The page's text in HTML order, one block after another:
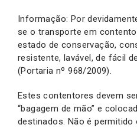
Informação: Por
se o transporte em
estado de conservação,
resistente, lavável, de fácil
(Portaria nº 968/2009).
Estes contentores devem
“bagagem de mão” e
destinados. Não é